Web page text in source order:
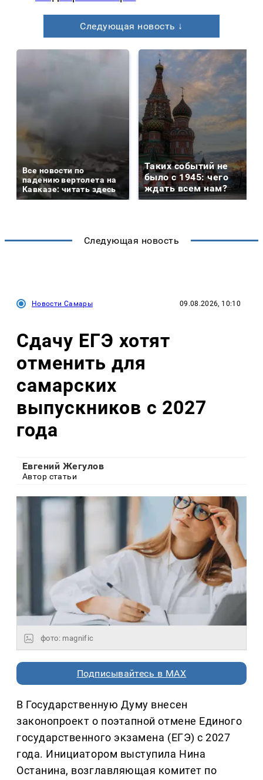
Следующая новость ↓
Все новости по
падению вертолета на
Кавказе: читать здесь
Таких событий не
было с 1945: чего
ждать всем нам?
Следующая новость
Новости Самары 09.08.2026, 10:10
Сдачу ЕГЭ хотят
отменить для
самарских
выпускников с 2027
года
Евгений Жегулов
Автор статьи
фото: magnific
Подписывайтесь в MAX
В Государственную Думу внесен
законопроект о поэтапной отмене Единого
государственного экзамена (ЕГЭ) с 2027
года. Инициатором выступила Нина
Останина, возглавляющая комитет по